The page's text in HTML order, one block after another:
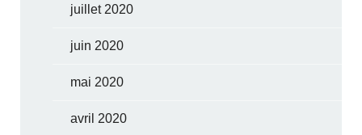
juillet 2020
juin 2020
mai 2020
avril 2020